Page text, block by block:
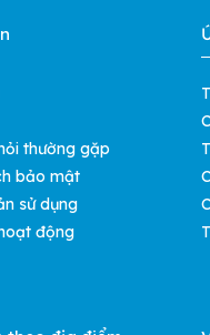
thường gặp
bảo mật
sử dụng
động